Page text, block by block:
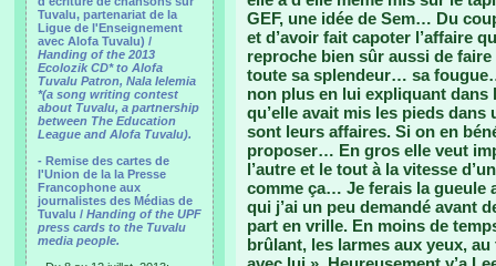
Tuvalu, partenariat de la
Ligue de l'Enseignement
avec Alofa Tuvalu) /
Handing of the 2013
Ecolozik CD* to Alofa
Tuvalu Patron, Nala Ielemia
*(a song writing contest
about Tuvalu, a partnership
between The Education
League and Alofa Tuvalu).
- Remise des cartes de
l'Union de la la Presse
Francophone aux
journalistes des Médias de
Tuvalu / Handing of the UPF
press cards to the Tuvalu
media people.
GEF, une idée de Sem… Du
et d’avoir fait capoter l’affaire
reproche bien sûr aussi de
toute sa splendeur… sa
non plus en lui expliquant dans
qu’elle avait mis les pieds
sont leurs affaires. Si on en
proposer… En gros elle veut
l’autre et le tout à la vitesse
comme ça… Je ferais la gueule
qui j’ai un peu demandé avant
part en vrille. En moins de
brûlant, les larmes aux yeux,